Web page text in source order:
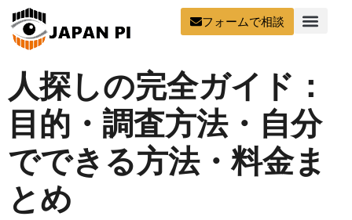
フォームで相談
人探しの完全ガイド：
目的・調査方法・自分
でできる方法・料金ま
とめ